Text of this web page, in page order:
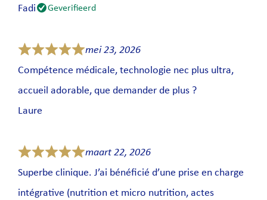
Fadi
Geverifieerd
mei 23, 2026
Compétence médicale, technologie nec plus ultra,
accueil adorable, que demander de plus ?
Laure
maart 22, 2026
Superbe clinique. J’ai bénéficié d’une prise en charge
intégrative (nutrition et micro nutrition, actes